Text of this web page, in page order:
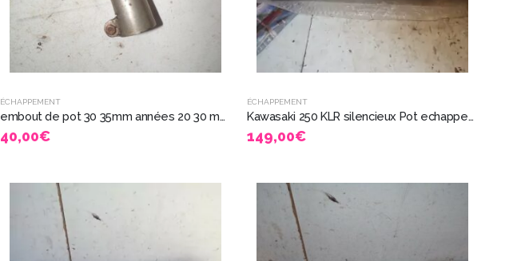
ÉCHAPPEMENT
embout de pot 30 35mm années 20 30 moto ancienne collection 4225
40,00€
ÉCHAPPEMENT
Kawasaki 250 KLR silencieux Pot echappement neuf Busso 5326
149,00€